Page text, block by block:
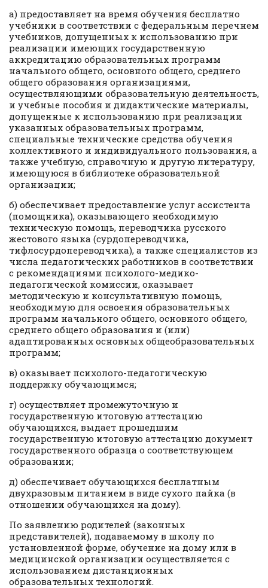
а) предоставляет на время обучения бесплатно
учебники в соответствии с федеральным перечнем
учебников, допущенных к использованию при
реализации имеющих государственную
аккредитацию образовательных программ
начального общего, основного общего, среднего
общего образования организациями,
осуществляющими образовательную деятельность,
и учебные пособия и дидактические материалы,
допущенные к использованию при реализации
указанных образовательных программ,
специальные технические средства обучения
коллективного и индивидуального пользования, а
также учебную, справочную и другую литературу,
имеющуюся в библиотеке образовательной
организации;
б) обеспечивает предоставление услуг ассистента
(помощника), оказывающего необходимую
техническую помощь, переводчика русского
жестового языка (сурдопереводчика,
тифлосурдопереводчика), а также специалистов из
числа педагогических работников в соответствии
с рекомендациями психолого-медико-
педагогической комиссии, оказывает
методическую и консультативную помощь,
необходимую для освоения образовательных
программ начального общего, основного общего,
среднего общего образования и (или)
адаптированных основных общеобразовательных
программ;
в) оказывает психолого-педагогическую
поддержку обучающимся;
г) осуществляет промежуточную и
государственную итоговую аттестацию
обучающихся, выдает прошедшим
государственную итоговую аттестацию документ
государственного образца о соответствующем
образовании;
д) обеспечивает обучающихся бесплатным
двухразовым питанием в виде сухого пайка (в
отношении обучающихся на дому).
По заявлению родителей (законных
представителей), подаваемому в школу по
установленной форме, обучение на дому или в
медицинской организации осуществляется с
использованием дистанционных
образовательных технологий.